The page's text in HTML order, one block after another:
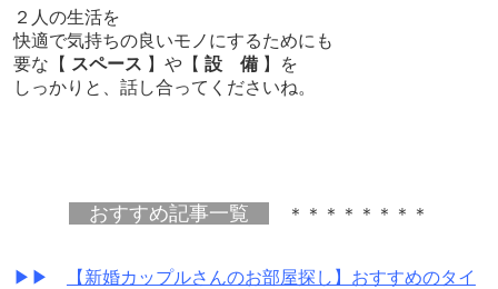
２人の生活を
快適で気持ちの良いモノにするためにも
要な【 スペース 】や【 設 備】を
しっかりと、話し合ってくださいね。
おすすめ記事一覧 ＊＊＊＊＊＊＊＊
▶▶
【新婚カップルさんのお部屋探し】おすすめのタイ